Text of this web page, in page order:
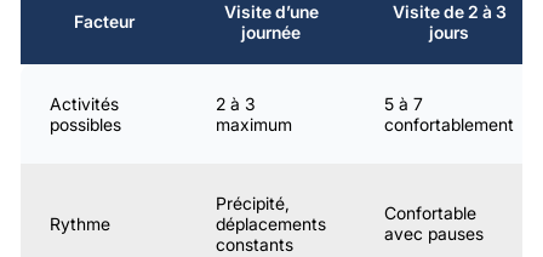
Facteur
Visite d’une
journée
Visite de 2 à 3
jours
Activités
possibles
2 à 3
maximum
5 à 7
confortablement
Rythme
Précipité,
déplacements
constants
Confortable
avec pauses